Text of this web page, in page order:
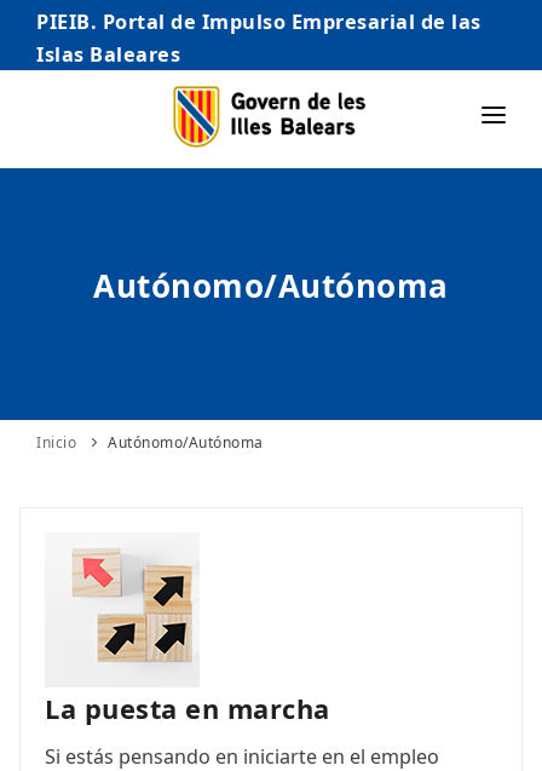
PIEIB. Portal de Impulso Empresarial de las
Islas Baleares
INICIO
AUTÓNOMO/AUTÓNOMA
INTERNACIONALIZACIÓN
Autónomo/Autónoma
Inicio Autónomo/Autónoma
La puesta en marcha
Si estás pensando en iniciarte en el empleo